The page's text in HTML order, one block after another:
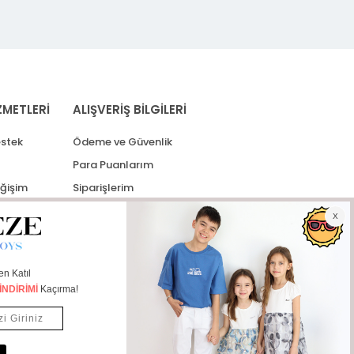
ALIŞVERİŞ BİLGİLERİ
Ödeme ve Güvenlik
Para Puanlarım
Siparişlerim